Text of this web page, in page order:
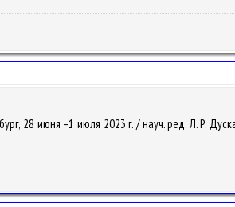
28 июня –1 июля 2023 г. / науч. ред. Л. Р.